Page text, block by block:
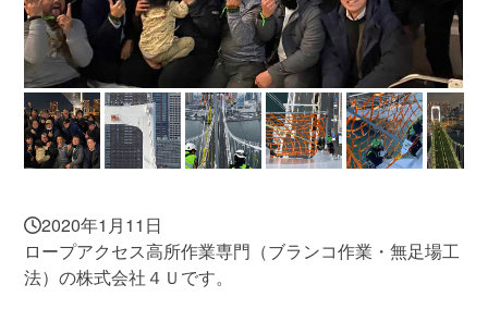
2020年1月11日
ロープアクセス高所作業専門（ブランコ作業・無足場工
法）の株式会社４Ｕです。